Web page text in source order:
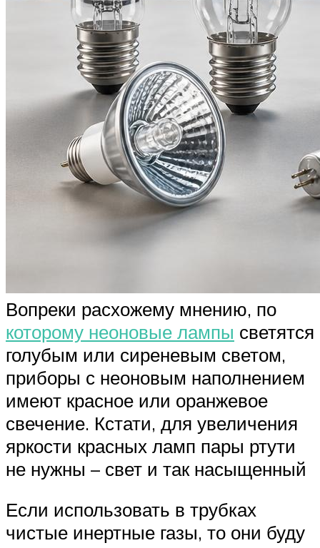
Вопреки расхожему мнению, по
которому неоновые лампы светятся
голубым или сиреневым светом,
приборы с неоновым наполнением
имеют красное или оранжевое
свечение. Кстати, для увеличения
яркости красных ламп пары ртути
не нужны – свет и так насыщенный
Если использовать в трубках
чистые инертные газы, то они буду